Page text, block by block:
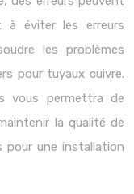
à éviter les erreurs
les problèmes
pour tuyaux cuivre.
vous permettra de
la qualité de
pour une installation